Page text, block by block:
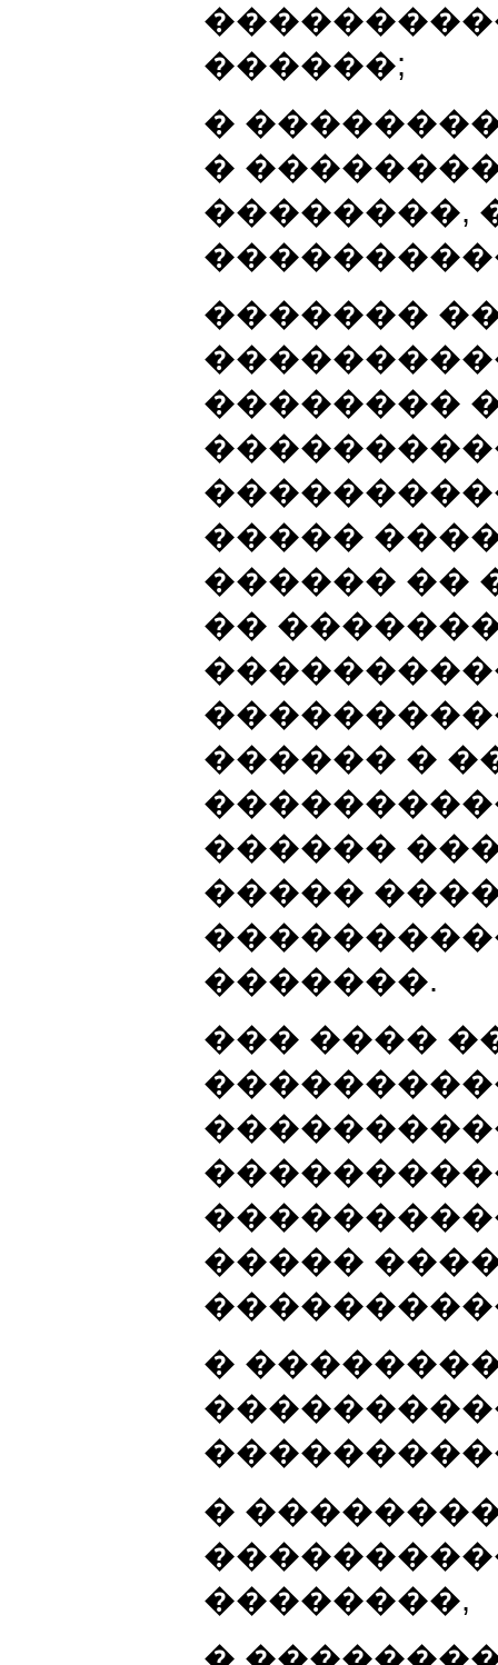
������;
�
�
��������,
�������
��������
�����
������ ��
��
������ �
������
�����
�������.
��� ����
�����
�
�
��������,
�